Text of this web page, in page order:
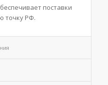
поставки
точку РФ.